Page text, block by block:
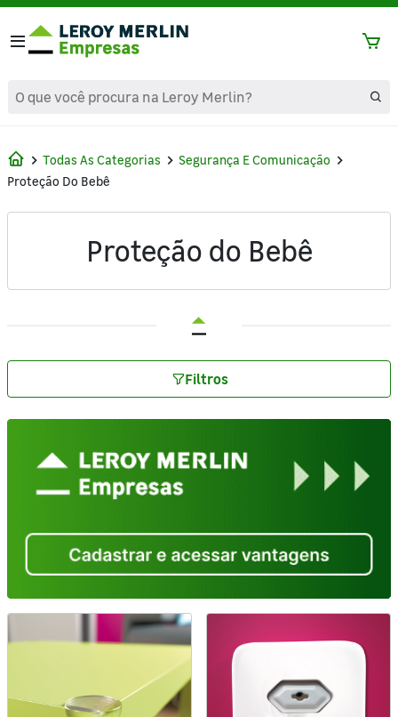
text.skipToContent
text.skipToNavigation
Todas As Categorias
Segurança E Comunicação
Proteção Do Bebê
Proteção do Bebê
Filtros